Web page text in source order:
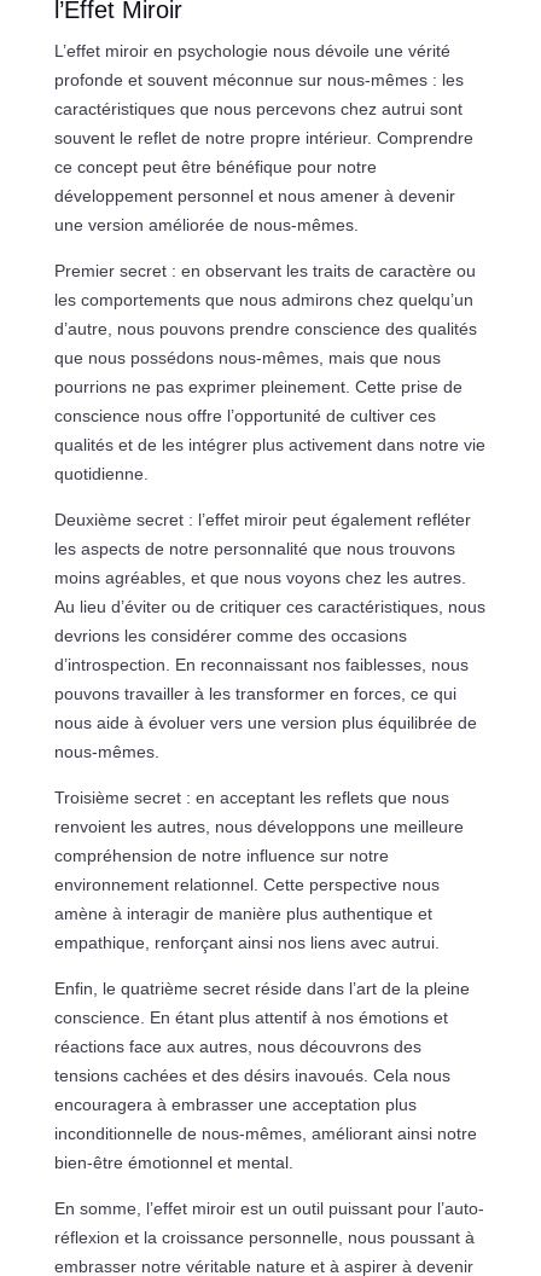
l’Effet Miroir
L’effet miroir en psychologie nous dévoile une vérité
profonde et souvent méconnue sur nous-mêmes : les
caractéristiques que nous percevons chez autrui sont
souvent le reflet de notre propre intérieur. Comprendre
ce concept peut être bénéfique pour notre
développement personnel et nous amener à devenir
une version améliorée de nous-mêmes.
Premier secret : en observant les traits de caractère ou
les comportements que nous admirons chez quelqu’un
d’autre, nous pouvons prendre conscience des qualités
que nous possédons nous-mêmes, mais que nous
pourrions ne pas exprimer pleinement. Cette prise de
conscience nous offre l’opportunité de cultiver ces
qualités et de les intégrer plus activement dans notre vie
quotidienne.
Deuxième secret : l’effet miroir peut également refléter
les aspects de notre personnalité que nous trouvons
moins agréables, et que nous voyons chez les autres.
Au lieu d’éviter ou de critiquer ces caractéristiques, nous
devrions les considérer comme des occasions
d’introspection. En reconnaissant nos faiblesses, nous
pouvons travailler à les transformer en forces, ce qui
nous aide à évoluer vers une version plus équilibrée de
nous-mêmes.
Troisième secret : en acceptant les reflets que nous
renvoient les autres, nous développons une meilleure
compréhension de notre influence sur notre
environnement relationnel. Cette perspective nous
amène à interagir de manière plus authentique et
empathique, renforçant ainsi nos liens avec autrui.
Enfin, le quatrième secret réside dans l’art de la pleine
conscience. En étant plus attentif à nos émotions et
réactions face aux autres, nous découvrons des
tensions cachées et des désirs inavoués. Cela nous
encouragera à embrasser une acceptation plus
inconditionnelle de nous-mêmes, améliorant ainsi notre
bien-être émotionnel et mental.
En somme, l’effet miroir est un outil puissant pour l’auto-
réflexion et la croissance personnelle, nous poussant à
embrasser notre véritable nature et à aspirer à devenir